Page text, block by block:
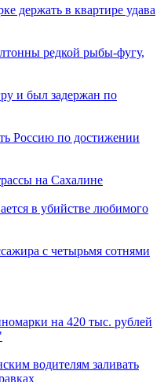
держать в квартире удава
редкой рыбы-фугу,
и был задержан по
Россию по достижении
на Сахалине
в убийстве любимого
с четырьмя сотнями
на 420 тыс. рублей
водителям заливать